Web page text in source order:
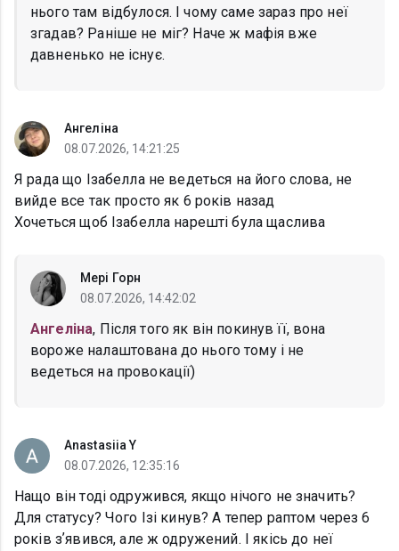
нього там відбулося. І чому саме зараз про неї
згадав? Раніше не міг? Наче ж мафія вже
давненько не існує.
Ангеліна
08.07.2026, 14:21:25
Я рада що Ізабелла не ведеться на його слова, не
вийде все так просто як 6 років назад
Хочеться щоб Ізабелла нарешті була щаслива
Мері Горн
08.07.2026, 14:42:02
Ангеліна, Після того як він покинув її, вона
вороже налаштована до нього тому і не
ведеться на провокації)
Anastasiia Y
08.07.2026, 12:35:16
Нащо він тоді одружився, якщо нічого не значить?
Для статусу? Чого Ізі кинув? А тепер раптом через 6
років зʼявився, але ж одружений. І якісь до неї